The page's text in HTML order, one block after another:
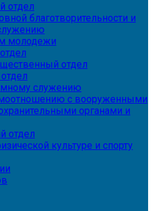
отдел
благотворительности и
молодежи
отдел
служению
с вооруженными
органами и
отдел
культуре и спорту